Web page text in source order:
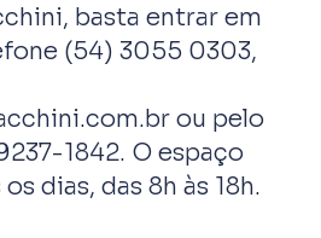
basta entrar em
(54) 3055 0303,
ou pelo
1842. O espaço
dias, das 8h às 18h.